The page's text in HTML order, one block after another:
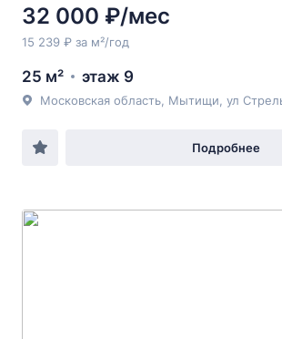
32 000 ₽/мес
15 239 ₽ за м²/год
25 м² этаж 9
Подробнее